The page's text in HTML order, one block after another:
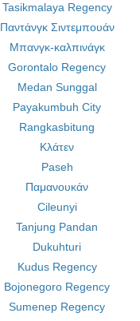
Tasikmalaya Regency
Παντάνγκ Σιντεμπουάν
Μπανγκ-καλπινάγκ
Gorontalo Regency
Medan Sunggal
Payakumbuh City
Rangkasbitung
Κλάτεν
Paseh
Παμανουκάν
Cileunyi
Tanjung Pandan
Dukuhturi
Kudus Regency
Bojonegoro Regency
Sumenep Regency